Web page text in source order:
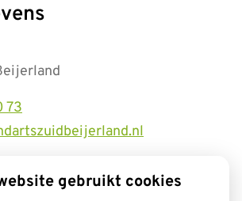
73
gebruikt cookies